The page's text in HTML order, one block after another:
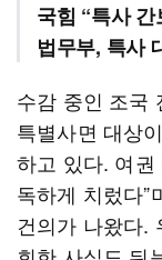
국힘 “특사
법무부, 특사
수감 중인 조국
특별사면 대상
하고 있다. 여권
독하게 치렀다”
건의가 나왔다.